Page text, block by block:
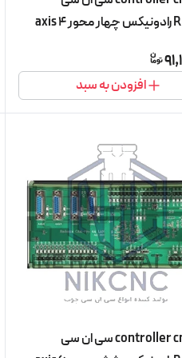
Radonix رادونیکس چهار محور 4 axis
افزودن به سبد
کنترلر controller cnc سی ان سی